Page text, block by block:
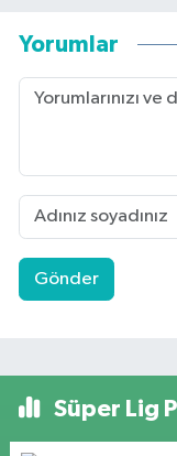
Yorumlar
Gönder
Süper Lig